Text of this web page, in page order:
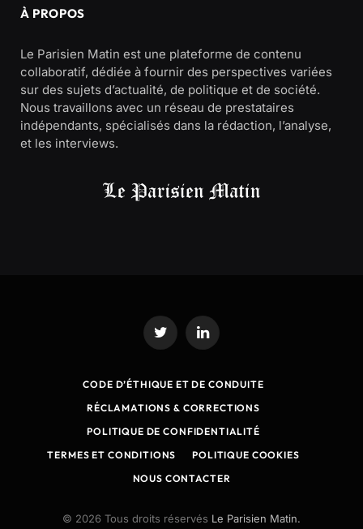
À PROPOS
Le Parisien Matin est une plateforme de contenu
collaboratif, dédiée à fournir des perspectives variées
sur des sujets d’actualité, de politique et de société.
Nous travaillons avec un réseau de prestataires
indépendants, spécialisés dans la rédaction, l’analyse,
et les interviews.
Twitter LinkedIn
CODE D’ÉTHIQUE ET DE CONDUITE
RÉCLAMATIONS & CORRECTIONS
POLITIQUE DE CONFIDENTIALITÉ
TERMES ET CONDITIONS
POLITIQUE COOKIES
NOUS CONTACTER
© 2026 Tous droits réservés Le Parisien Matin.